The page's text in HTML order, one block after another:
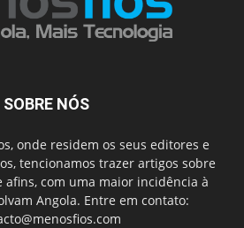
SOBRE NÓS
onde residem os seus editores e
tencionamos trazer artigos sobre
afins, com uma maior incidência à
Angola. Entre em contato: